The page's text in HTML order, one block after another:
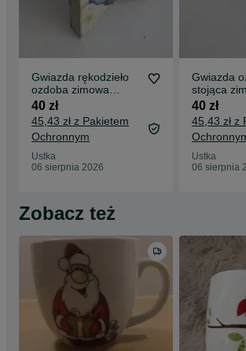
Gwiazda rękodzieło
ozdoba zimowa
aniołek
40 zł
45,43 zł z Pakietem
Ochronnym
Ustka
06 sierpnia 2026
Gwiazda
stojąca
rękodzieło
40 zł
45,43 zł z
Ustka
06 sierpnia
Zobacz też